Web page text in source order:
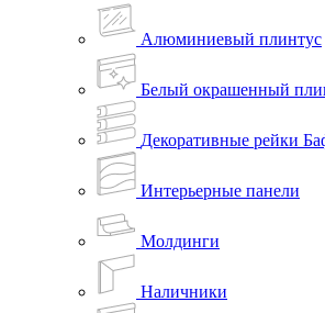
Алюминиевый плинтус
Белый окрашенный
Декоративные рейки
Интерьерные панели
Молдинги
Наличники